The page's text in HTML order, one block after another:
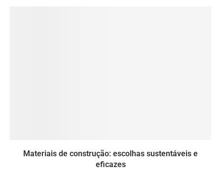
Materiais de construção: escolhas sustentáveis e
eficazes